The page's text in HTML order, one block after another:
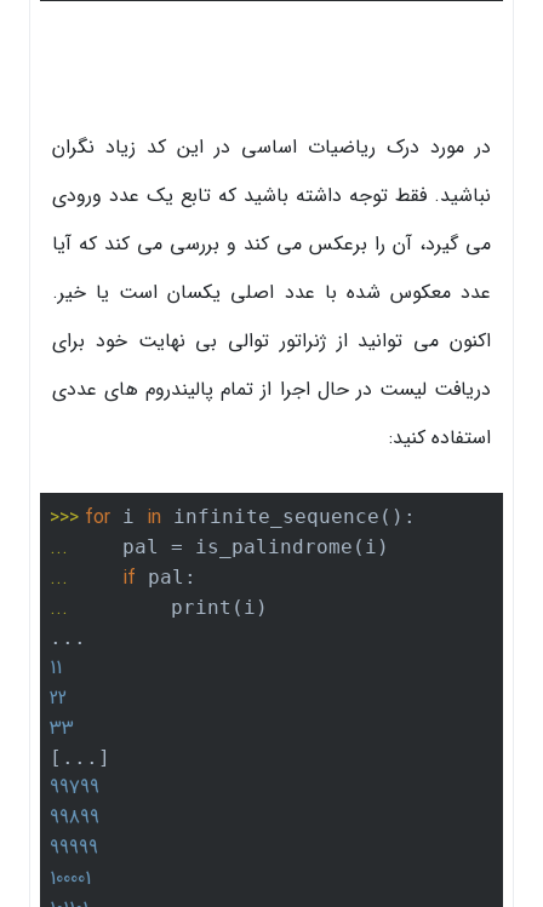
در مورد درک ریاضیات اساسی در این کد زیاد نگران
نباشید. فقط توجه داشته باشید که تابع یک عدد ورودی
می گیرد، آن را برعکس می کند و بررسی می کند که آیا
عدد معکوس شده با عدد اصلی یکسان است یا خیر.
اکنون می توانید از ژنراتور توالی بی نهایت خود برای
دریافت لیست در حال اجرا از تمام پالیندروم های عددی
استفاده کنید:
>>> for i in
...
... if
...
        print(i)
11
22
33
99799
99899
99999
100001